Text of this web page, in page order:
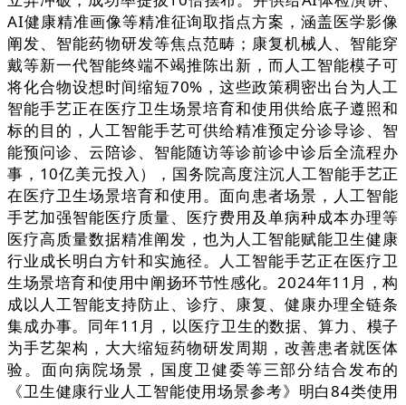
AI健康精准画像等精准征询取指点方案，涵盖医学影像
阐发、智能药物研发等焦点范畴；康复机械人、智能穿
戴等新一代智能终端不竭推陈出新，而人工智能模子可
将化合物设想时间缩短70%，这些政策稠密出台为人工
智能手艺正在医疗卫生场景培育和使用供给底子遵照和
标的目的，人工智能手艺可供给精准预定分诊导诊、智
能预问诊、云陪诊、智能随访等诊前诊中诊后全流程办
事，10亿美元投入），国务院高度注沉人工智能手艺正
在医疗卫生场景培育和使用。面向患者场景，人工智能
手艺加强智能医疗质量、医疗费用及单病种成本办理等
医疗高质量数据精准阐发，也为人工智能赋能卫生健康
行业成长明白方针和实施径。人工智能手艺正在医疗卫
生场景培育和使用中阐扬环节性感化。2024年11月，构
成以人工智能支持防止、诊疗、康复、健康办理全链条
集成办事。同年11月，以医疗卫生的数据、算力、模子
为手艺架构，大大缩短药物研发周期，改善患者就医体
验。面向病院场景，国度卫健委等三部分结合发布的
《卫生健康行业人工智能使用场景参考》明白84类使用